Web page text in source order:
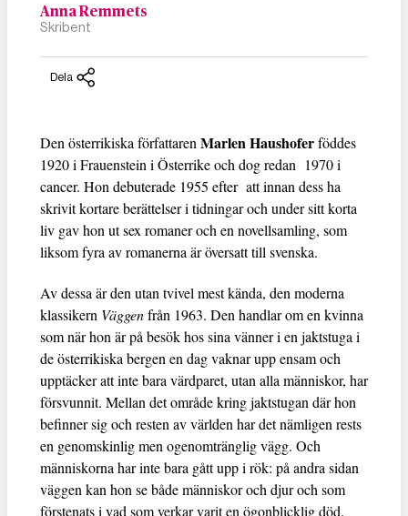
Anna Remmets
Skribent
Dela
Den österrikiska författaren Marlen Haushoferföddes
1920 i Frauenstein i Österrike och dog redan 1970 i
cancer. Hon debuterade 1955 efter att innan dess ha
skrivit kortare berättelser i tidningar och under sitt korta
liv gav hon ut sex romaner och en novellsamling, som
liksom fyra av romanerna är översatt till svenska.
Av dessa är den utan tvivel mest kända, den moderna
klassikern Väggenfrån 1963. Den handlar om en kvinna
som när hon är på besök hos sina vänner i en jaktstuga i
de österrikiska bergen en dag vaknar upp ensam och
upptäcker att inte bara värdparet, utan alla människor, har
försvunnit. Mellan det område kring jaktstugan där hon
befinner sig och resten av världen har det nämligen rests
en genomskinlig men ogenomtränglig vägg. Och
människorna har inte bara gått upp i rök: på andra sidan
väggen kan hon se både människor och djur och som
förstenats i vad som verkar varit en ögonblicklig död.